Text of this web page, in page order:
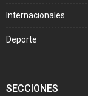
Internacionales
Deporte
SECCIONES